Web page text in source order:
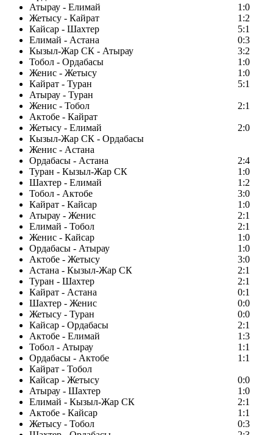
Атырау - Елимай
1:0
Жетысу - Кайрат
1:2
Кайсар - Шахтер
5:1
Елимай - Астана
0:3
Кызыл-Жар СК - Атырау
3:2
Тобол - Ордабасы
1:0
Женис - Жетысу
1:0
Кайрат - Туран
5:1
Атырау - Туран
Женис - Тобол
2:1
Актобе - Кайрат
Жетысу - Елимай
2:0
Кызыл-Жар СК - Ордабасы
Женис - Астана
Ордабасы - Астана
2:4
Туран - Кызыл-Жар СК
1:0
Шахтер - Елимай
1:2
Тобол - Актобе
3:0
Кайрат - Кайсар
1:0
Атырау - Женис
2:1
Елимай - Тобол
2:1
Женис - Кайсар
1:0
Ордабасы - Атырау
1:0
Актобе - Жетысу
3:0
Астана - Кызыл-Жар СК
2:1
Туран - Шахтер
2:1
Кайрат - Астана
0:1
Шахтер - Женис
0:0
Жетысу - Туран
0:0
Кайсар - Ордабасы
2:1
Актобе - Елимай
1:3
Тобол - Атырау
1:1
Ордабасы - Актобе
1:1
Кайрат - Тобол
Кайсар - Жетысу
0:0
Атырау - Шахтер
1:0
Елимай - Кызыл-Жар СК
2:1
Актобе - Кайсар
1:1
Жетысу - Тобол
0:3